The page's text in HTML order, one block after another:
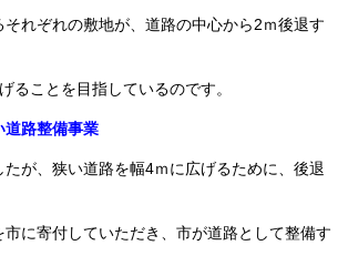
れぞれの敷地が、道路の中心から2ｍ後退す
ることを目指しているのです。
道路整備事業
が、狭い道路を幅4ｍに広げるために、後退
市に寄付していただき、市が道路として整備す